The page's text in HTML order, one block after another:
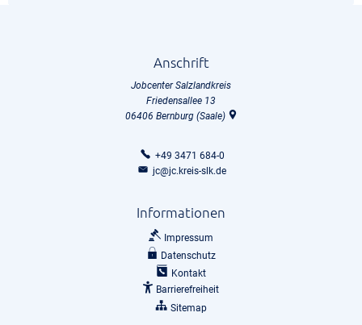
Anschrift
Jobcenter Salzlandkreis
Friedensallee 13
06406 Bernburg (Saale)
+49 3471 684-0
jc@jc.kreis-slk.de
Informationen
Impressum
Datenschutz
Kontakt
Barrierefreiheit
Sitemap